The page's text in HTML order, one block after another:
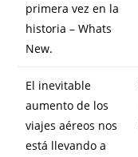
primera vez en la
historia – Whats
New.
El inevitable
aumento de los
viajes aéreos nos
está llevando a